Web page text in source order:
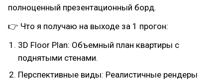
полноценный презентационный борд.
👉 Что я получаю на выходе за 1 прогон:
3D Floor Plan: Объемный план квартиры с
поднятыми стенами.
Перспективные виды: Реалистичные рендеры